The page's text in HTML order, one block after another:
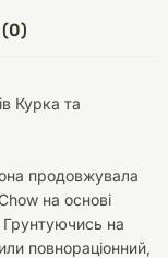
(0)
Курка та
продовжувала
на основі
Грунтуючись на
повнораціонний,